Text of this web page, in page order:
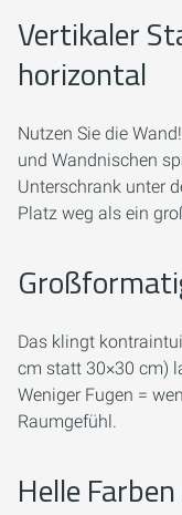
Vertikaler
horizontal
Nutzen Sie die
und Wandnischen
Unterschrank unter
Platz weg als ein
Das klingt
cm statt 30×30 cm)
Weniger Fugen =
Raumgefühl.
Helle